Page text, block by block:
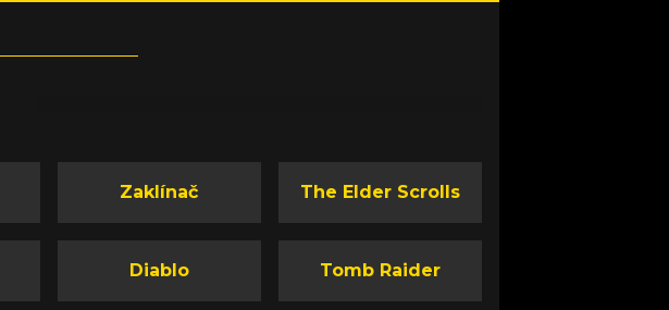
Zaklínač The Elder Scrolls
Diablo Tomb Raider